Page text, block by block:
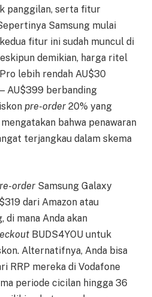
panggilan, serta fitur
Samsung mulai
fitur ini sudah muncul di
demikian, harga ritel
lebih rendah AU$30
AU$399 berbanding
pre-order 20% yang
bahwa penawaran
terjangkau dalam skema
order Samsung Galaxy
dari Amazon atau
di mana Anda akan
BUDS4YOU untuk
Alternatifnya, Anda bisa
RRP mereka di Vodafone
periode cicilan hingga 36